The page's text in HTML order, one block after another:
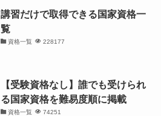
講習だけで取得できる国家資格一
覧
資格一覧 228177
【受験資格なし】誰でも受けられ
る国家資格を難易度順に掲載
資格一覧 74251